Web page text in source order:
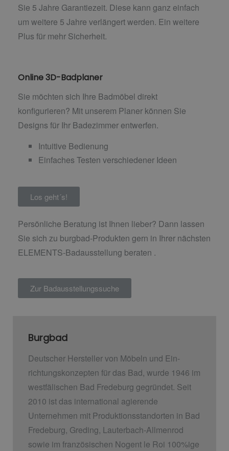
Sie 5 Jahre Garantiezeit. Diese kann ganz einfach
um weitere 5 Jahre verlängert werden. Ein weitere
Plus für mehr Sicherheit.
Online 3D-Badplaner
Sie möchten sich Ihre Badmöbel direkt
konfigurieren? Mit unserem Planer können Sie
Designs für Ihr Badezimmer entwerfen.
Intuitive Bedienung
Einfaches Testen verschiedener Ideen
Los geht´s!
Persönliche Beratung ist Ihnen lieber? Dann lassen
Sie sich zu burgbad-Produkten gern in Ihrer nächsten
ELEMENTS-Badausstellung beraten .
Zur Badausstellungssuche
Burgbad
Deutscher Hersteller von Möbeln und Ein­
richtungskonzepten für das Bad, wurde 1946 im
westfälischen Bad Fredeburg gegründet. Seit
2010 ist das international agierende
Unternehmen mit Produktionsstandorten in Bad
Fredeburg, Greding, Lauterbach-Allmenrod
sowie im französischen Nogent le Roi 100%ige